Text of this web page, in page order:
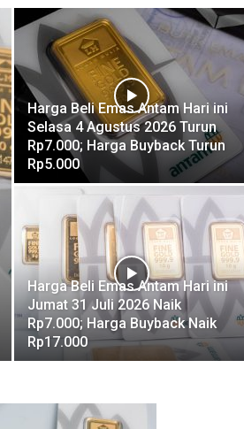
Harga Beli Emas Antam Hari ini
Selasa 4 Agustus 2026 Turun
Rp7.000; Harga Buyback Turun
Rp5.000
Harga Beli Emas Antam Hari ini
Jumat 31 Juli 2026 Naik
Rp7.000; Harga Buyback Naik
Rp17.000